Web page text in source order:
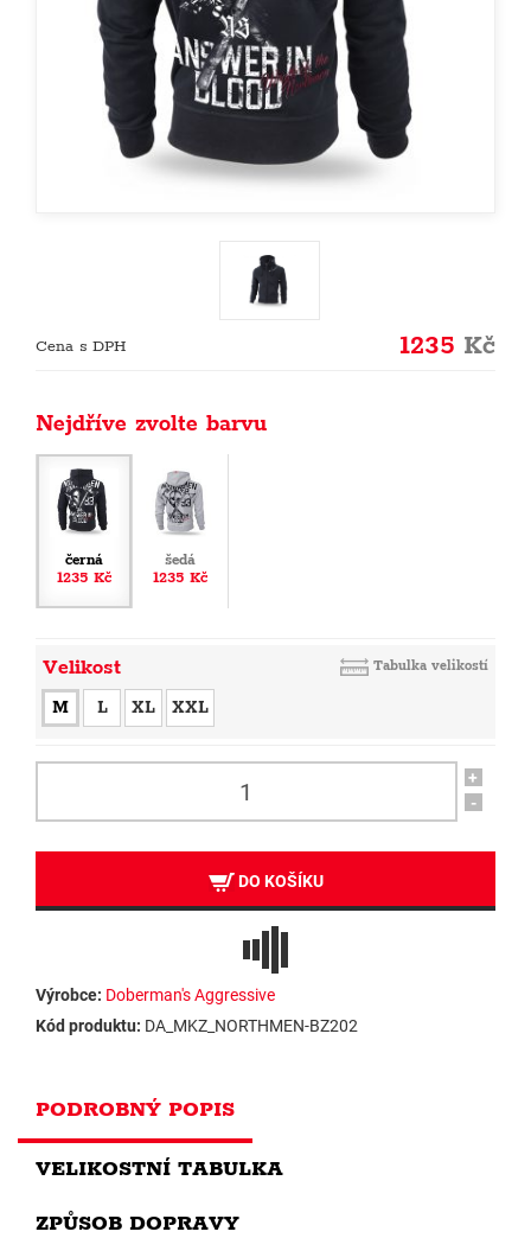
Cena s DPH 1235 Kč
Nejdříve zvolte barvu
černá
1235 Kč
šedá
1235 Kč
Velikost Tabulka velikostí
M L XL XXL
+
-
DO KOŠÍKU
Výrobce: Doberman's Aggressive
Kód produktu: DA_MKZ_NORTHMEN-BZ202
PODROBNÝ POPIS
VELIKOSTNÍ TABULKA
ZPŮSOB DOPRAVY